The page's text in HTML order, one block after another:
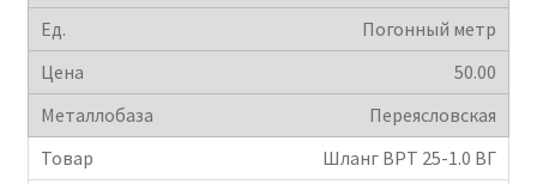
Погонный метр
50.00
Переясловская
Шланг ВРТ 25-1.0 ВГ